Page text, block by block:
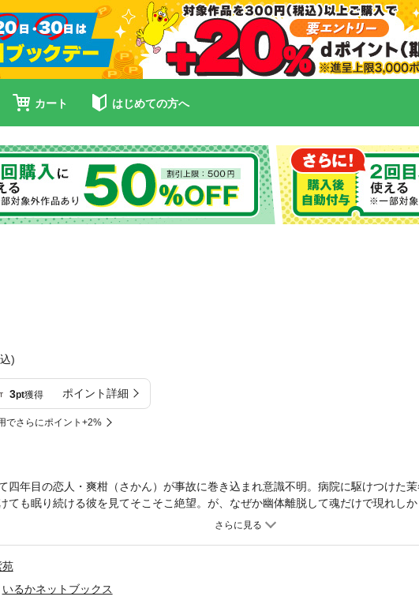
カート はじめての方へ
)
3pt獲得 ポイント詳細
でさらにポイント+2%
四年目の恋人・爽柑（さかん）が事故に巻き込まれ意識不明。病院に駆けつけた
ても眠り続ける彼を見てそこそこ絶望。が、なぜか幽体離脱して魂だけで現れしか
なんと爽柑本体に別の魂が入っちゃったらしくて…その子は脱童貞のため茉冬に襲
苑
いるかネットブックス